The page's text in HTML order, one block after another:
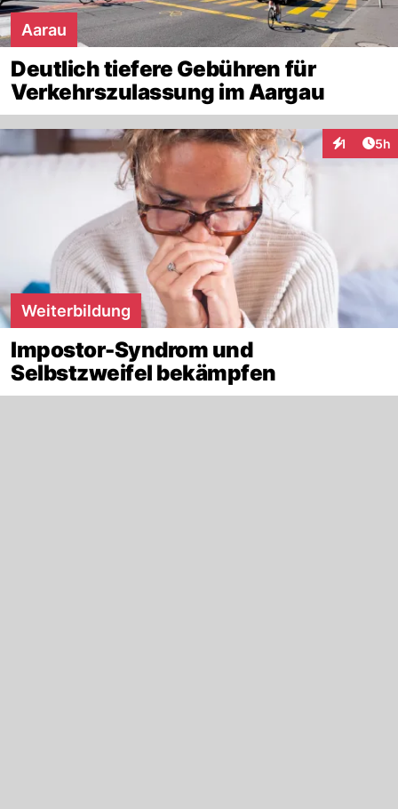
Aarau
Deutlich tiefere Gebühren für
Verkehrszulassung im Aargau
1 5h
Weiterbildung
Impostor-Syndrom und
Selbstzweifel bekämpfen